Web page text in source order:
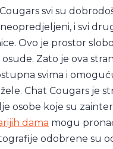
svi su
i svi
Ovo je prostor
Zato je ova
svima i
Chat Cougars je
osobe koje su
dama mogu
odobrene su